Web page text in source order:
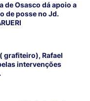
de Osasco dá apoio a
de posse no Jd.
grafiteiro), Rafael
intervenções